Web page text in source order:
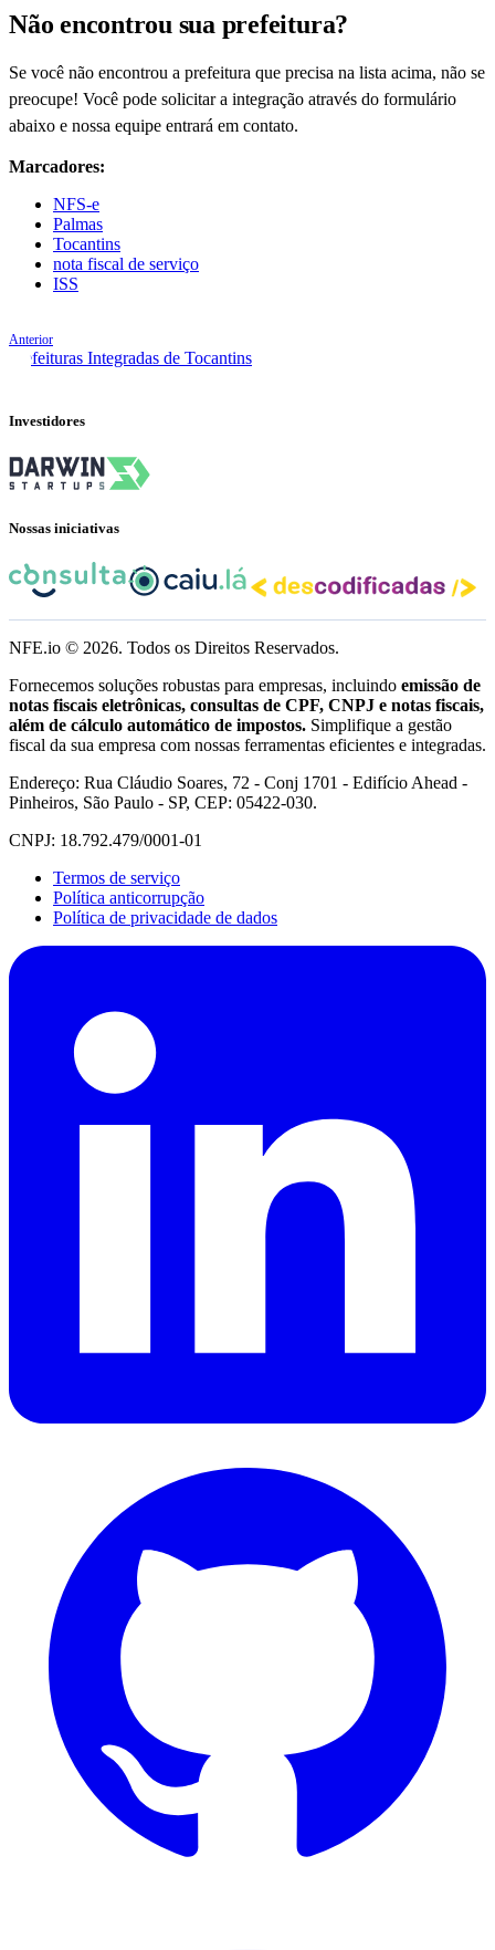
Não encontrou sua prefeitura?
Se você não encontrou a prefeitura que precisa na lista acima, não se
preocupe! Você pode solicitar a integração através do formulário
abaixo e nossa equipe entrará em contato.
Marcadores:
NFS-e
Palmas
Tocantins
nota fiscal de serviço
ISS
Anterior
Prefeituras Integradas de Tocantins
Investidores
Nossas iniciativas
NFE.io © 2026. Todos os Direitos Reservados.
Fornecemos soluções robustas para empresas, incluindo emissão de
notas fiscais eletrônicas, consultas de CPF, CNPJ e notas fiscais,
além de cálculo automático de impostos. Simplifique a gestão
fiscal da sua empresa com nossas ferramentas eficientes e integradas.
Endereço: Rua Cláudio Soares, 72 - Conj 1701 - Edifício Ahead -
Pinheiros, São Paulo - SP, CEP: 05422-030.
CNPJ: 18.792.479/0001-01
Termos de serviço
Política anticorrupção
Política de privacidade de dados